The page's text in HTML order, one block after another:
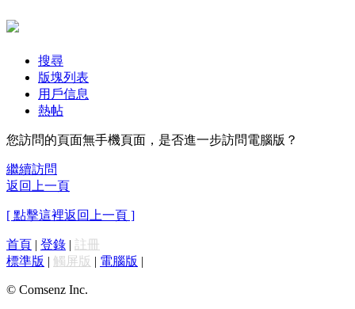
搜尋
版塊列表
用戶信息
熱帖
您訪問的頁面無手機頁面，是否進一步訪問電腦版？
繼續訪問
返回上一頁
[ 點擊這裡返回上一頁 ]
首頁 | 登錄 | 註冊
標準版 | 觸屏版 | 電腦版 |
© Comsenz Inc.